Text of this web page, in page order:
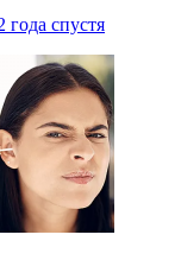
года спустя